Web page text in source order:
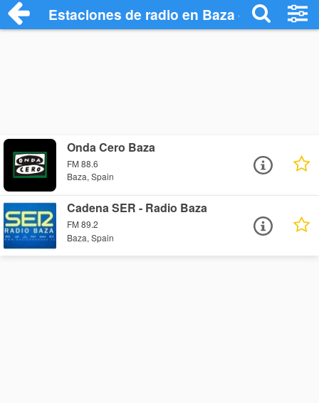
Estaciones de radio en Baza - Escuchar
Onda Cero Baza
FM 88.6
Baza, Spain
Cadena SER - Radio Baza
FM 89.2
Baza, Spain